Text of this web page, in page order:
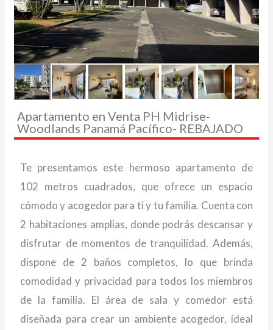
Apartamento en Venta PH Midrise-
Woodlands Panamá Pacífico- REBAJADO
Te presentamos este hermoso apartamento de
102 metros cuadrados, que ofrece un espacio
cómodo y acogedor para ti y tu familia. Cuenta con
2 habitaciones amplias, donde podrás descansar y
disfrutar de momentos de tranquilidad. Además,
dispone de 2 baños completos, lo que brinda
comodidad y privacidad para todos los miembros
de la familia. El área de sala y comedor está
diseñada para crear un ambiente acogedor, ideal